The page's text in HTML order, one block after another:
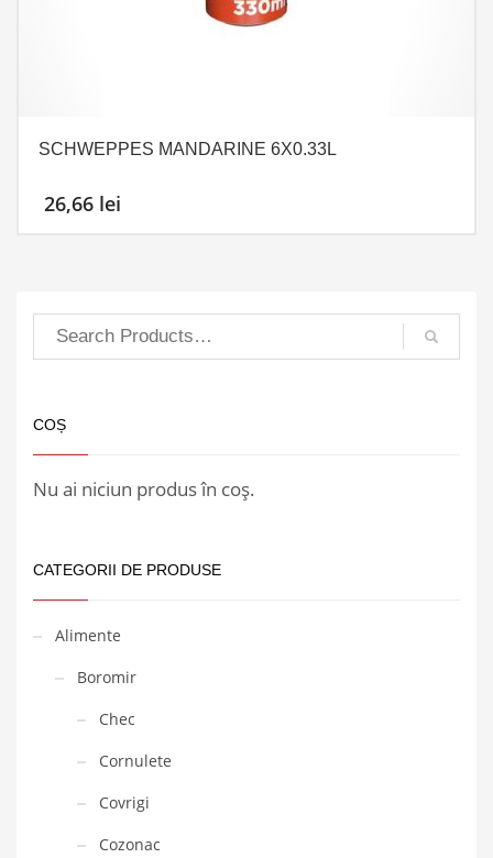
SCHWEPPES MANDARINE 6X0.33L
26,66 lei
COȘ
Nu ai niciun produs în coș.
CATEGORII DE PRODUSE
Alimente
Boromir
Chec
Cornulete
Covrigi
Cozonac